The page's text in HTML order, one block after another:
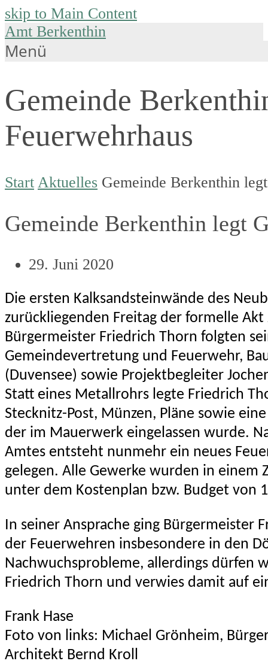
skip to Main Content
Amt Berkenthin
Menü
Gemeinde
Feuerwehrhaus
Start Aktuelles Gemeinde Berkenthin
Gemeinde Berkenthin legt
29. Juni 2020
Die ersten Kalksandsteinwände des
zurückliegenden Freitag der formelle
Bürgermeister Friedrich Thorn folgten
Gemeindevertretung und Feuerwehr,
(Duvensee) sowie Projektbegleiter
Statt eines Metallrohrs legte Friedrich
Stecknitz-Post, Münzen, Pläne sowie
der im Mauerwerk eingelassen wurde.
Amtes entsteht nunmehr ein neues
gelegen. Alle Gewerke wurden in einem
unter dem Kostenplan bzw. Budget von
In seiner Ansprache ging
der Feuerwehren insbesondere in den
Nachwuchsprobleme, allerdings dürfen
Friedrich Thorn und verwies damit auf
Frank Hase
Foto von links: Michael Grönheim,
Architekt Bernd Kroll